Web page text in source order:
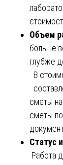
Объем
больше
глубже
В
сметы
сметы
Статус
Работа